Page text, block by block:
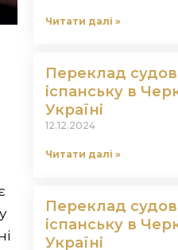
Читати далі »
Переклад
іспанську в
Україні
12.12.2024
Читати далі »
Переклад
іспанську в
Україні